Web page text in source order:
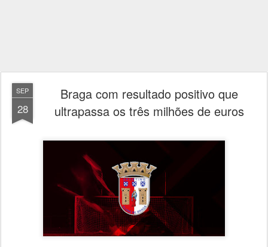
SEP
28
Braga com resultado positivo que
ultrapassa os três milhões de euros